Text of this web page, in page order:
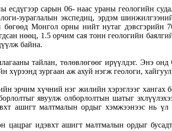
сарын 06- наас ураны геологийн
зураглалын экспедиц, эрдэм шинжилгээний
Монгол орны нийт нутаг дэвсгэрийн
нөөц, 1.5 орчим сая тонн геологийн
байна.
тайлан, төлөвлөгөөг ирүүлдэг. Энэ
зургаан аж ахуй нэгж геологи,
хүчний нэг жилийн хэрэглээг хангах
явуулж олборлолтын шатыг
ашигт малтмалын ордыг хэмжээнээс нь үл
идэвхт ашигт малтмалын ордыг